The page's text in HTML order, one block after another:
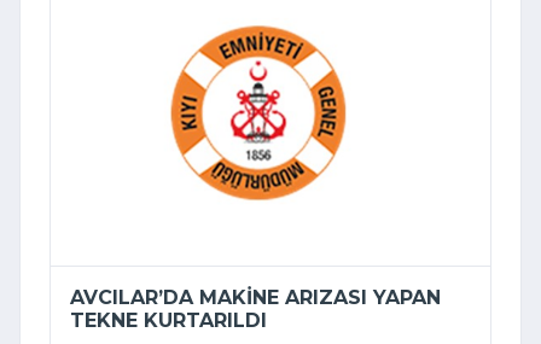
AVCILAR’DA MAKINE ARIZASI YAPAN
TEKNE KURTARILDI